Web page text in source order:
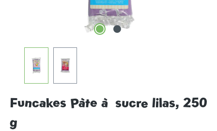
Funcakes Pàte à sucre lilas, 250
g